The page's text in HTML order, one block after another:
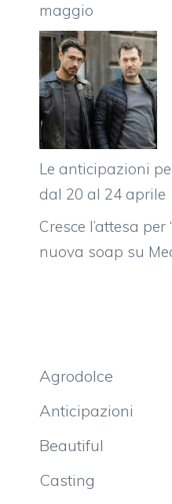
maggio
Le anticipazioni
dal 20 al 24 aprile
Cresce l’attesa per
nuova soap su
Agrodolce
Anticipazioni
Beautiful
Casting